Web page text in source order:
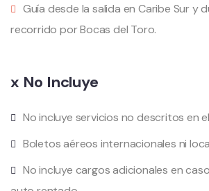
Guía desde la salida en Caribe Sur y
recorrido por Bocas del Toro.
x No Incluye
No incluye servicios no descritos en
Boletos aéreos internacionales ni
No incluye cargos adicionales en